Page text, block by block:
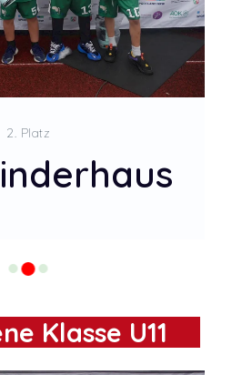
2. Platz
Klasse U11